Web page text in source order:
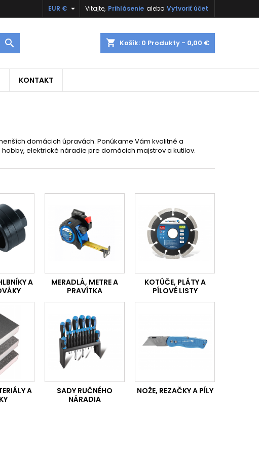
Vitajte, Prihlásenie alebo Vytvoriť účet
EUR € 
shopping_cart Košík: 0 Produkty - 0,00 €

KONTAKT
domácich úpravách. Ponúkame Vám kvalitné a
elektrické náradie pre domácich majstrov a kutilov.
A
MERADLÁ, METRE A
PRAVÍTKA
KOTÚČE, PLÁTY A
PÍLOVÉ LISTY
A
SADY RUČNÉHO
NÁRADIA
NOŽE, REZAČKY A PÍLY